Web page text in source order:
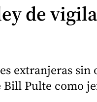
de
extranjeras
Pulte como